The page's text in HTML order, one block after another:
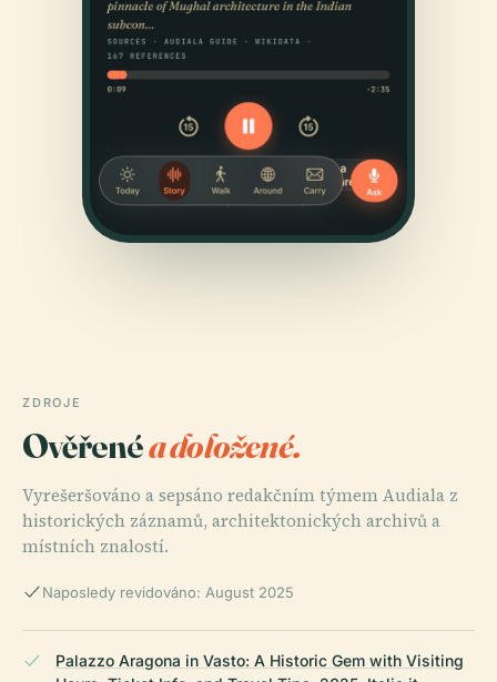
ZDROJE
Ověřenéa doložené.
Vyrešeršováno a sepsáno redakčním týmem Audiala z
historických záznamů, architektonických archivů a
místních znalostí.
Naposledy revidováno: August 2025
Palazzo Aragona in Vasto: A Historic Gem with Visiting